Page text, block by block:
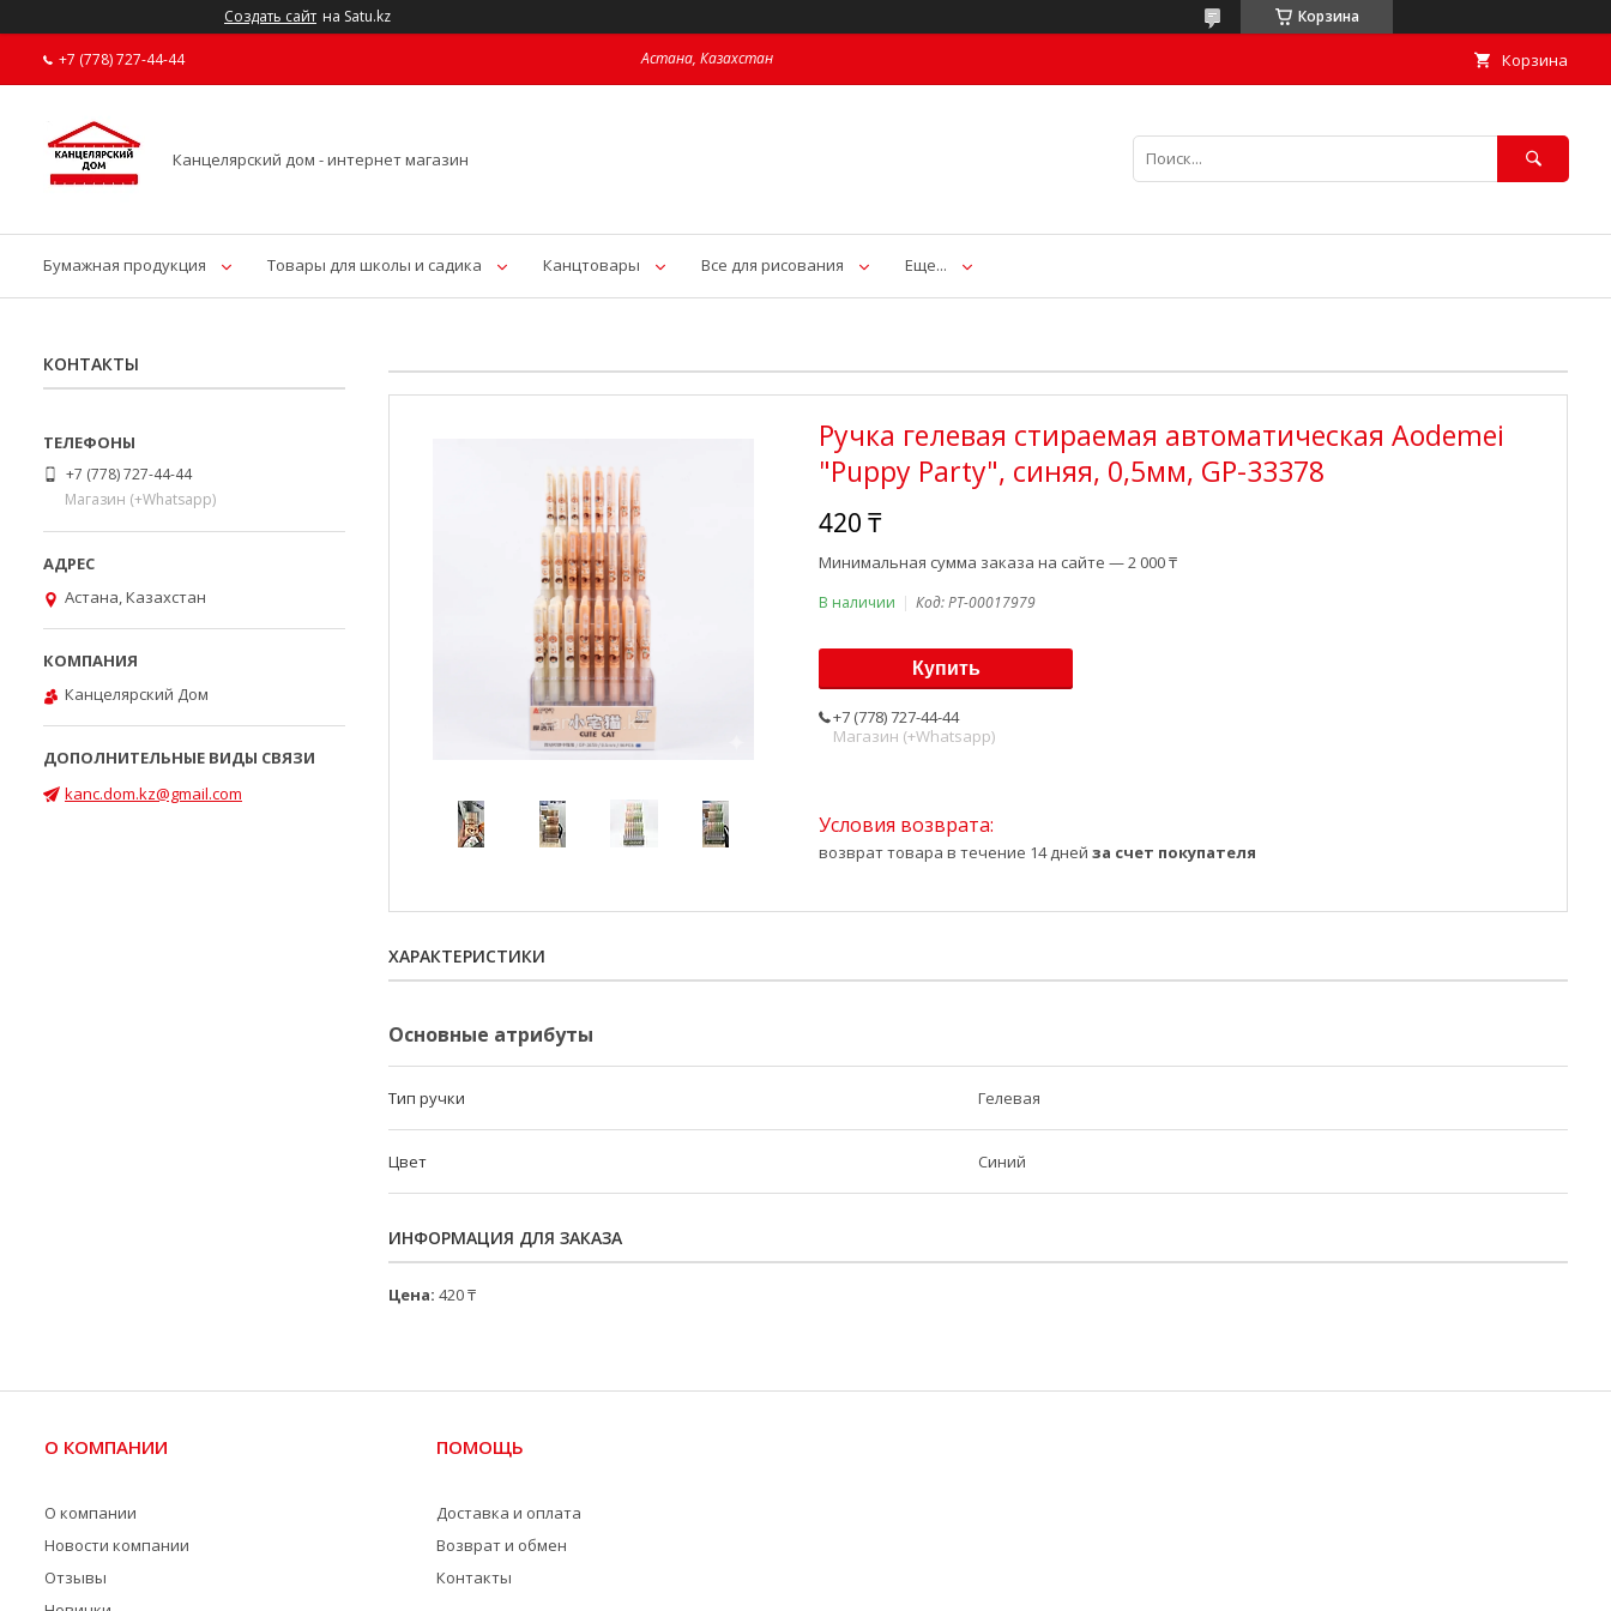
Создать сайт на Satu.kz Корзина
+7 (778) 727-44-44 Астана, Казахстан Корзина
Канцелярский дом - интернет магазин
Бумажная продукция Товары для школы и садика Канцтовары Все для рисования Еще...
Ручка гелевая стираемая автоматическая Aodemei
"Puppy Party", синяя, 0,5мм, GP-33378
420 ₸
Минимальная сумма заказа на сайте — 2 000 ₸
В наличии Код:PT-00017979
Купить
+7 (778) 727-44-44
Магазин (+Whatsapp)
возврат товара в течение 14 дней за счет покупателя
ХАРАКТЕРИСТИКИ
Основные атрибуты
Тип ручки Гелевая
Цвет Синий
ИНФОРМАЦИЯ ДЛЯ ЗАКАЗА
Цена: 420 ₸
КОНТАКТЫ
+7 (778) 727-44-44
Магазин (+Whatsapp)
Астана, Казахстан
Канцелярский Дом
kanc.dom.kz@gmail.com
О КОМПАНИИ
О компании
Новости компании
Отзывы
ПОМОЩЬ
Доставка и оплата
Возврат и обмен
Контакты